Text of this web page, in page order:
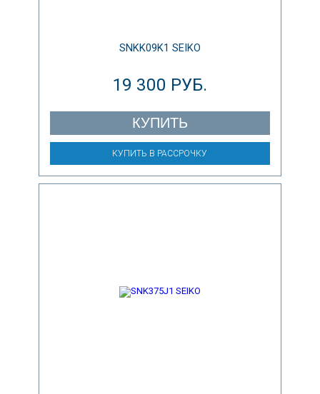
SNKK09K1 SEIKO
19 300 РУБ.
КУПИТЬ
КУПИТЬ В РАССРОЧКУ